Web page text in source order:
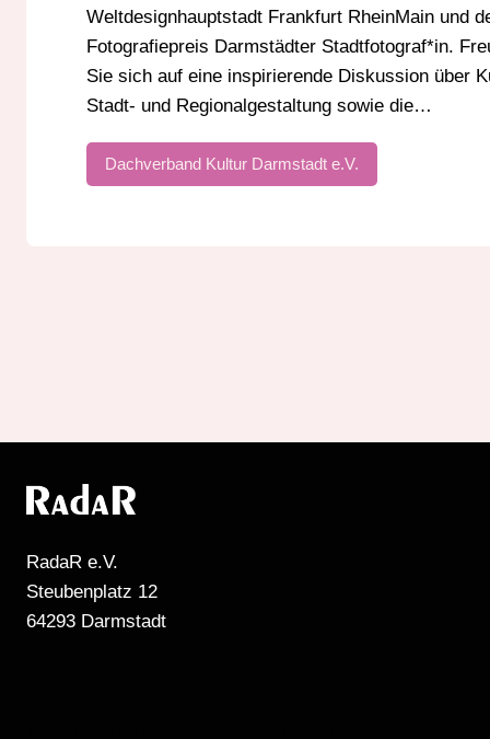
Weltdesignhauptstadt Frankfurt RheinMain und
Fotografiepreis Darmstädter Stadtfotograf*in.
Sie sich auf eine inspirierende Diskussion über
Stadt- und Regionalgestaltung sowie die…
Dachverband Kultur Darmstadt e.V.
RadaR e.V.
Steubenplatz 12
64293 Darmstadt